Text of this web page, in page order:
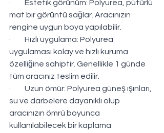
·         Estetik görünüm: Polyurea, pütürlü
mat bir görüntü sağlar. Aracınızın
rengine uygun boya yapılabilir.
·         Hızlı uygulama: Polyurea
uygulaması kolay ve hızlı kuruma
özelliğine sahiptir. Genellikle 1 günde
tüm aracınız teslim edilir.
·         Uzun ömür: Polyurea güneş ışınları,
su ve darbelere dayanıklı olup
aracınızın ömrü boyunca
kullanılabilecek bir kaplama